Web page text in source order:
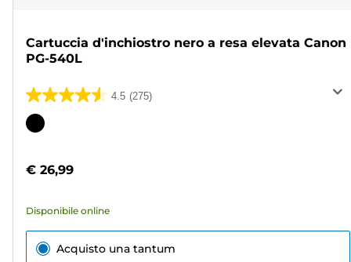
Cartuccia d'inchiostro nero a resa elevata Canon
PG-540L
4.5 (275)
4.5
su
275
Cartuccia
€ 26,99
Disponibile online
Acquisto una tantum